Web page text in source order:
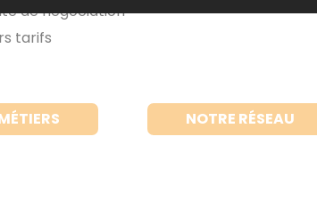
de négociation
tarifs
NOTRE RÉSEAU